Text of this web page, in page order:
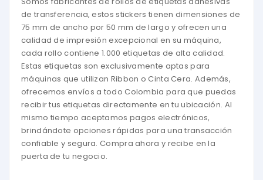
de transferencia, estos stickers tienen dimensiones de
75 mm de ancho por 50 mm de largo y ofrecen una
calidad de impresión excepcional en su máquina,
cada rollo contiene 1.000 etiquetas de alta calidad.
Estas etiquetas son exclusivamente aptas para
máquinas que utilizan Ribbon o Cinta Cera. Además,
ofrecemos envíos a todo Colombia para que puedas
recibir tus etiquetas directamente en tu ubicación. Al
mismo tiempo aceptamos pagos electrónicos,
brindándote opciones rápidas para una transacción
confiable y segura. Compra ahora y recibe en la
puerta de tu negocio.